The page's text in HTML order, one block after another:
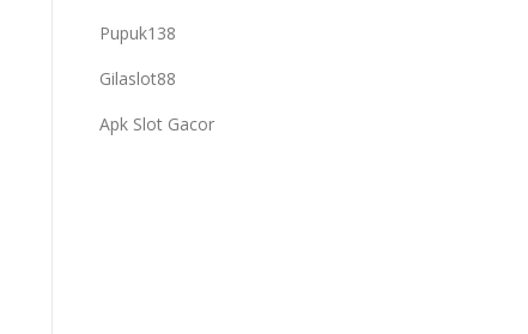
Pupuk138
Gilaslot88
Apk Slot Gacor